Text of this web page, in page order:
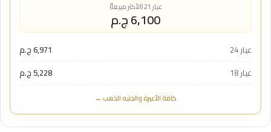
عيار 21 (الأكثر مبيعاً)
6,100 ج.م
عيار 24
6,971 ج.م
عيار 18
5,228 ج.م
كافة الأعيرة والجنيه الذهب ←